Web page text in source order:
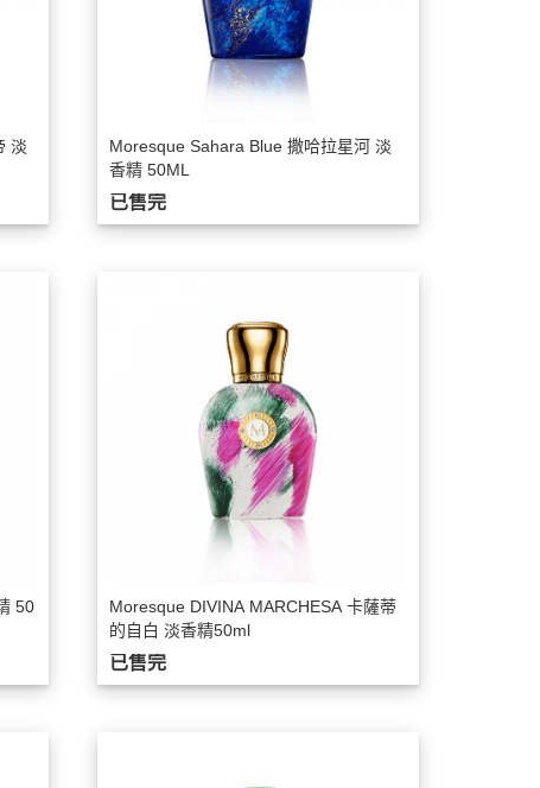
淡
Moresque Sahara Blue 撒哈拉星河 淡
香精 50ML
已售完
50
Moresque DIVINA MARCHESA 卡薩蒂
的自白 淡香精50ml
已售完